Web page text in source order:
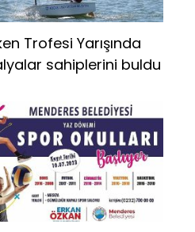
Trofesi Yarışında
sahiplerini buldu